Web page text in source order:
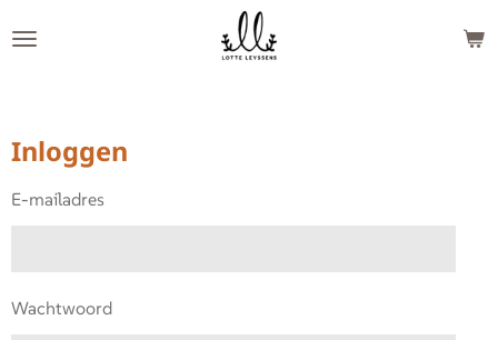
direct
Inloggen
E-mailadres
Wachtwoord